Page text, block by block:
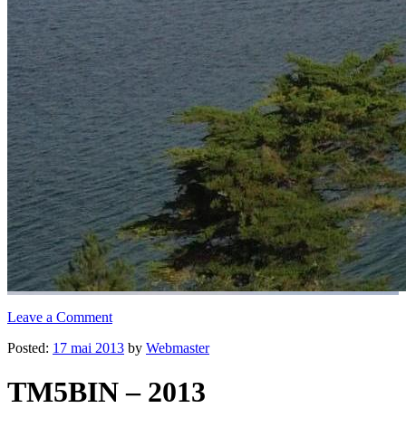
Leave a Comment
Posted: 17 mai 2013 by Webmaster
TM5BIN – 2013